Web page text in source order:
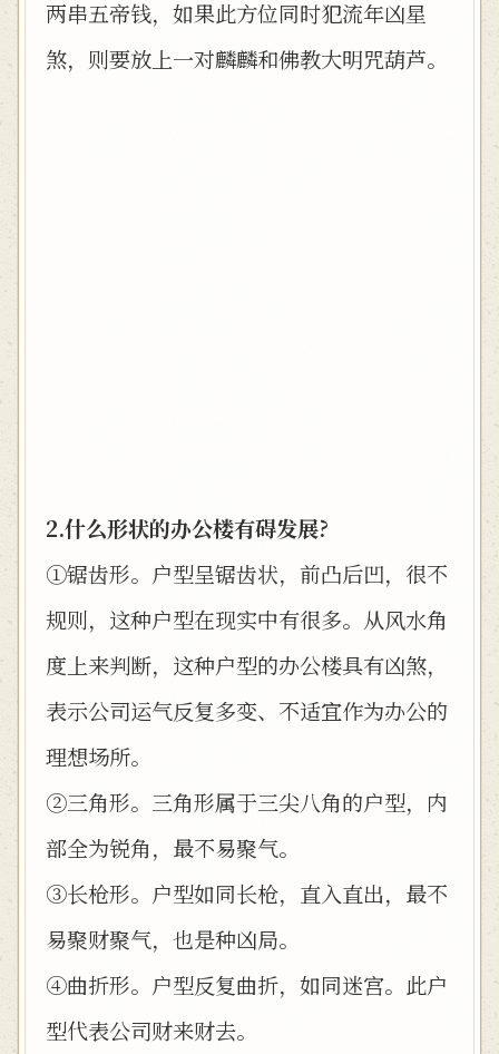
两串五帝钱，如果此方位同时犯流年凶星
煞，则要放上一对麟麟和佛教大明咒葫芦。
2.什么形状的办公楼有碍发展?
①锯齿形。户型呈锯齿状，前凸后凹，很不
规则，这种户型在现实中有很多。从风水角
度上来判断，这种户型的办公楼具有凶煞，
表示公司运气反复多变、不适宜作为办公的
理想场所。
②三角形。三角形属于三尖八角的户型，内
部全为锐角，最不易聚气。
③长枪形。户型如同长枪，直入直出，最不
易聚财聚气，也是种凶局。
④曲折形。户型反复曲折，如同迷宫。此户
型代表公司财来财去。